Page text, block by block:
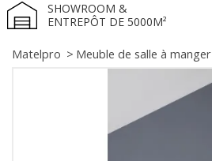
SHOWROOM &
ENTREPÔT DE 5000M²
Matelpro > Meuble de salle à manger